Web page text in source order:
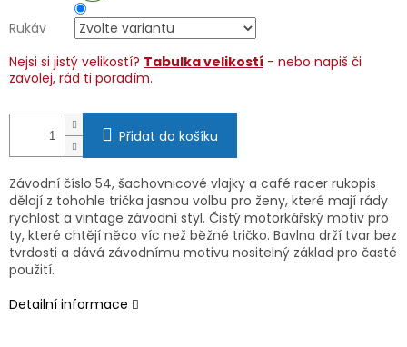
Rukáv
Nejsi si jistý velikostí? Tabulka velikostí - nebo napiš či
zavolej, rád ti poradím.
Přidat do košíku
Závodní číslo 54, šachovnicové vlajky a café racer rukopis
dělají z tohohle trička jasnou volbu pro ženy, které mají rády
rychlost a vintage závodní styl. Čistý motorkářský motiv pro
ty, které chtějí něco víc než běžné tričko. Bavlna drží tvar bez
tvrdosti a dává závodnímu motivu nositelný základ pro časté
použití.
Detailní informace